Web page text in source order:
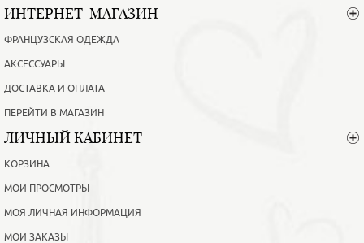
ИНТЕРНЕТ-МАГАЗИН
ФРАНЦУЗСКАЯ ОДЕЖДА
АКСЕССУАРЫ
ДОСТАВКА И ОПЛАТА
ПЕРЕЙТИ В МАГАЗИН
ЛИЧНЫЙ КАБИНЕТ
КОРЗИНА
МОИ ПРОСМОТРЫ
МОЯ ЛИЧНАЯ ИНФОРМАЦИЯ
МОИ ЗАКАЗЫ